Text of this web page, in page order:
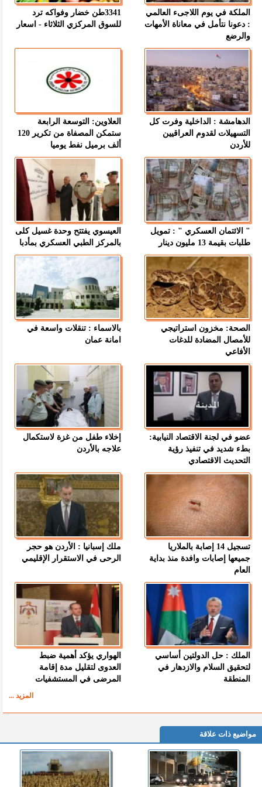
الملكة في يوم اللاجىء العالمي
: دعونا نتأمل في معاناة الأمهات
والرضع
3341طن خضار وفواكه ترد
للسوق المركزي الثلاثاء - اسعار
الدهامشة : الداخلية وفرت كل
التسهيلات لقدوم العراقيين
للأردن
العلاوين: التوسعة الرابعة
ستمكن المصفاة من تكرير 120
ألف برميل نفط يوميا
" الائتمان العسكري " : تمويل
طلبات بقيمة 13 مليون دينار
العيسوي يفتتح وحدة غسيل كلى
بالمركز الطبي العسكري بمأدبا
الصحة: مخزون استراتيجي
للأمصال المضادة للدغات
الأفاعي
بالاسماء : تنقلات واسعة في
امانة عمان
عضو في لجنة الاقتصاد النيابية:
بطء شديد في تنفيذ رؤية
التحديث الاقتصادي
إخلاء طفل من غزة لاستكمال
علاجه بالأردن
تسجيل 14 إصابة بالملاريا
جميعها إصابات وافدة منذ بداية
العام
ملك إسبانيا : الأردن هو حجر
الرحى في الاستقرار الإقليمي
الملك : حل الدولتين أساسي
لتحقيق السلام والازدهار في
المنطقة
الهواري يؤكد أهمية ضبط
العدوى لتقليل مدة إقامة
المرضى في المستشفيات
المزيد ...
مواضيع ذات علاقة